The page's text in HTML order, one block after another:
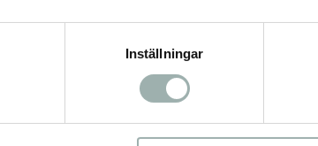
Inställningar